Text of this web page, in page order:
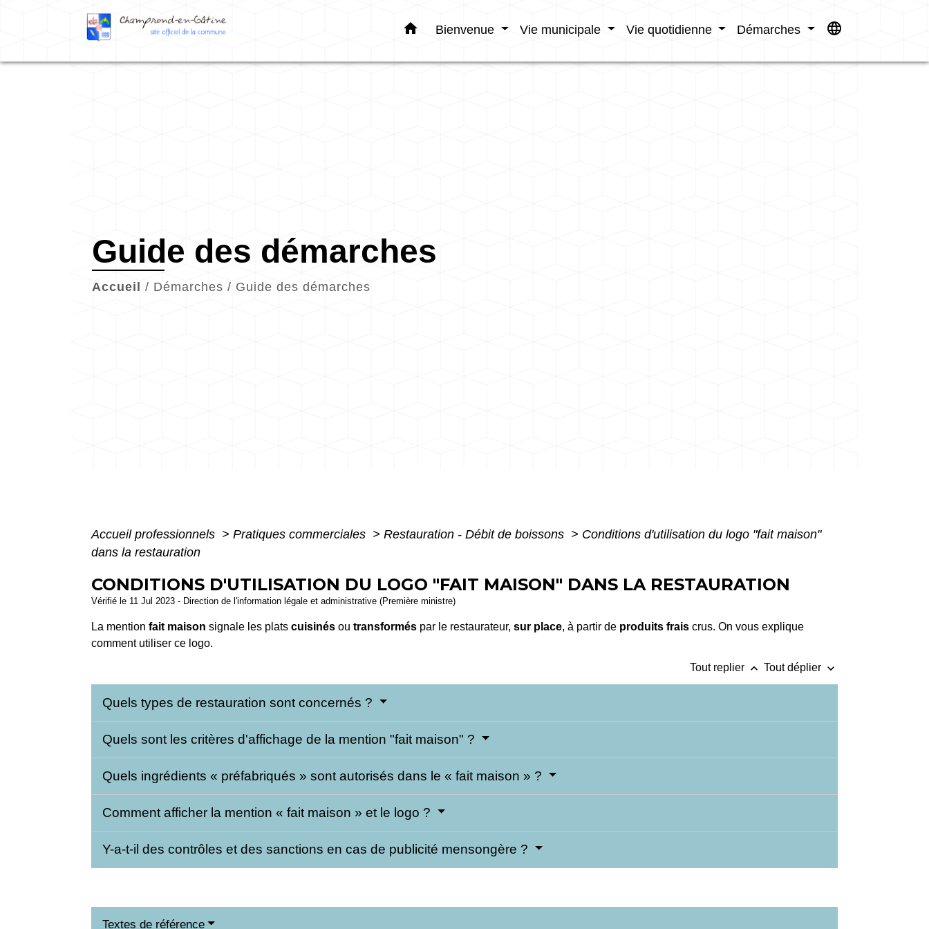
home Bienvenue Vie municipale Vie quotidienne Démarches language
Guide des démarches
Accueil / Démarches / Guide des démarches
Accueil professionnels > Pratiques commerciales > Restauration - Débit de boissons > Conditions d'utilisation du logo "fait maison"
dans la restauration
CONDITIONS D'UTILISATION DU LOGO "FAIT MAISON" DANS LA RESTAURATION
Vérifié le 11 Jul 2023 - Direction de l'information légale et administrative (Première ministre)
La mention fait maison signale les plats cuisinés ou transformés par le restaurateur, sur place, à partir de produits frais crus. On vous explique
comment utiliser ce logo.
Tout replier keyboard_arrow_up Tout déplier keyboard_arrow_down
Quels types de restauration sont concernés ?
Quels sont les critères d'affichage de la mention "fait maison" ?
Quels ingrédients « préfabriqués » sont autorisés dans le « fait maison » ?
Comment afficher la mention « fait maison » et le logo ?
Y-a-t-il des contrôles et des sanctions en cas de publicité mensongère ?
Textes de référence